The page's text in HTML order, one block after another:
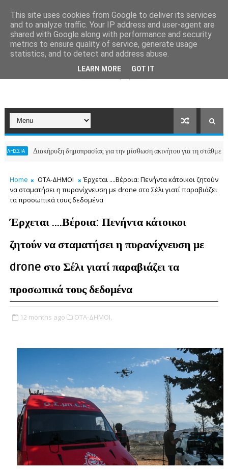
Διακήρυξη δημοπρασίας για την μίσθωση ακινήτου για τη στάθμευση
Home ΟΤΑ-ΔΗΜΟΙ
Έρχεται ....Βέροια: Πενήντα κάτοικοι ζητούν
να σταματήσει η πυρανίχνευση με drone στο Σέλι γιατί παραβιάζει
τα προσωπικά τους δεδομένα
Έρχεται ....Βέροια: Πενήντα κάτοικοι
ζητούν να σταματήσει η πυρανίχνευση με
drone στο Σέλι γιατί παραβιάζει τα
προσωπικά τους δεδομένα
12 months ago ΟΤΑ-ΔΗΜΟΙ,
This site uses cookies from Google to deliver its services
and to analyze traffic. Your IP address and user-agent are
shared with Google along with performance and security
metrics to ensure quality of service, generate usage
statistics, and to detect and address abuse.
LEARN MORE GOT IT